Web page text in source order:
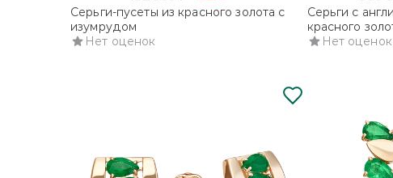
Серьги-пусеты из красного золота с
изумрудом
Нет оценок
Серьги с
красного
Нет оценок